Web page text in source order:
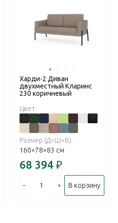
Харди-2 Диван
двухместный Кларинс
230 коричневый
Цвет:
Размер (Д×Ш×В):
160×78×83 см
68 394 ₽
– + В корзину